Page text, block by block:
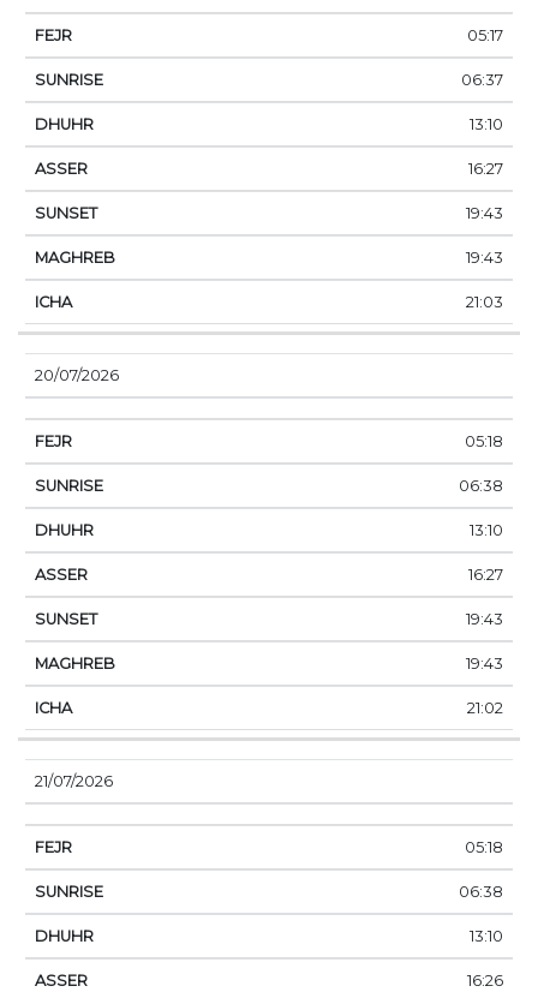
05:17
06:37
13:10
16:27
19:43
19:43
21:03
20/07/2026
05:18
06:38
13:10
16:27
19:43
19:43
21:02
21/07/2026
05:18
06:38
13:10
16:26